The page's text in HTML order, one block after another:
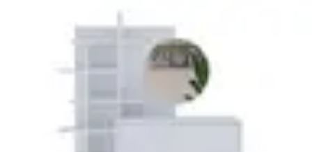
Choix des produitsTechniques et Astuces
Maquillage Hybride